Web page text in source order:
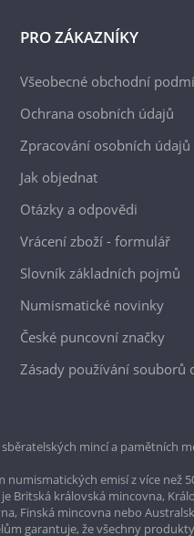
PRO ZÁKAZNÍKY
Všeobecné obchodní
Ochrana osobních údajů
Zpracování osobních údajů
Jak objednat
Otázky a odpovědi
Vrácení zboží - formulář
Slovník základních pojmů
Numismatické novinky
České puncovní značky
Zásady používání souborů
mincí a pamětních
emisí z více než
Britská královská mincovna,
Finská mincovna nebo
garantuje, že všechny